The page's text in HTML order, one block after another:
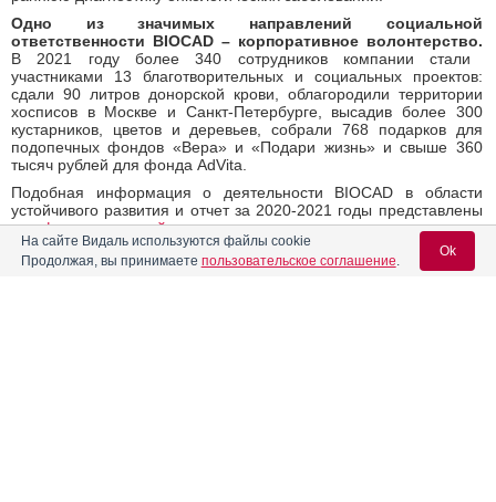
Одно из значимых направлений социальной
ответственности BIOCAD– корпоративное волонтерство.
В 2021 году более 340 сотрудников компании стали
участниками 13 благотворительных и социальных проектов:
сдали 90 литров донорской крови, облагородили территории
хосписов в Москве и Санкт-Петербурге, высадив более 300
кустарников, цветов и деревьев, собрали 768 подарков для
подопечных фондов «Вера» и «Подари жизнь» и свыше 360
тысяч рублей для фонда AdVita.
Подобная информация о деятельности BIOCAD в области
устойчивого развития и отчет за 2020-2021 годы представлены
наофициальном сайтекомпании.
28.12.2022
Поделиться
На сайте Видаль используются файлы cookie
Продолжая, вы принимаете пользовательское соглашение.
Ok